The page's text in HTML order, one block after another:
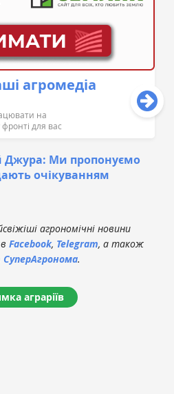
агромедіа
на
для вас
Джура: Ми пропонуємо
очікуванням
агрономічні новини
Facebook, Telegram, а також
.
аграріїв